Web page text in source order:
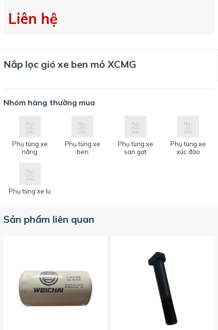
Liên hệ
Nắp lọc gió xe ben mỏ XCMG
Nhóm hàng thường mua
Phụ tùng xe
nâng
Phụ tùng xe
ben
Phụ tùng xe
san gạt
Phụ tùng xe
xúc đào
Phụ tùng xe lu
Sản phẩm liên quan